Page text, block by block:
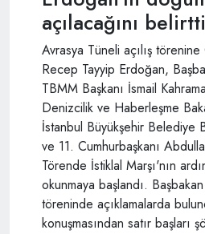
açılacağını
Avrasya Tüneli açılış törenine
Recep Tayyip Erdoğan,
TBMM Başkanı İsmail
Denizcilik ve Haberleşme
İstanbul Büyükşehir Belediye
ve 11. Cumhurbaşkanı
Törende İstiklal Marşı'nın
okunmaya başlandı. Başbakan
töreninde açıklamalarda
konuşmasından satır başları